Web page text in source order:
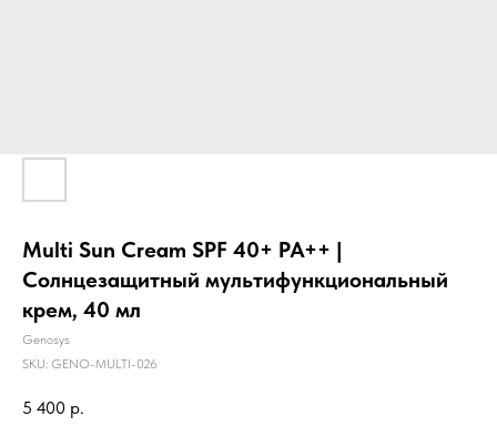
Multi Sun Cream SPF 40+ PA++ |
Cолнцезащитный мультифункциональный
крем, 40 мл
Genosys
SKU: GENO-MULTI-026
5 400 р.